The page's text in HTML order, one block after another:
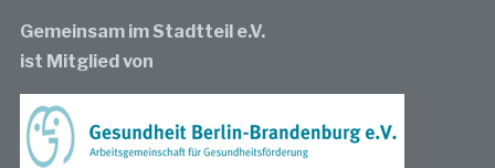
Gemeinsam im Stadtteil e.V.
ist Mitglied von